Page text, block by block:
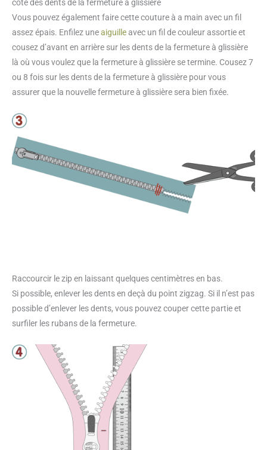
côté des dents de la fermeture à glissière
Vous pouvez également faire cette couture à a main avec un fil
assez épais. Enfilez uneaiguilleavec un fil de couleur assortie et
cousez d’avant en arrière sur les dents de la fermeture à glissière
là où vous voulez que la fermeture à glissière se termine. Cousez 7
ou 8 fois sur les dents de la fermeture à glissière pour vous
assurer que la nouvelle fermeture à glissière sera bien fixée.
Raccourcir le zip en laissant quelques centimètres en bas.
Si possible, enlever les dents en deçà du point zigzag. Si il n’est pas
possible d’enlever les dents, vous pouvez couper cette partie et
surfiler les rubans de la fermeture.